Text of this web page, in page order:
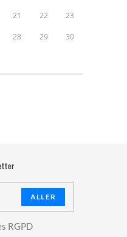
21 22 23
28 29 30
ALLER
RGPD